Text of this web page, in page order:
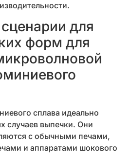
для
форм для
сплава идеально
случаев выпечки. Они
с обычными печами,
и аппаратами шокового